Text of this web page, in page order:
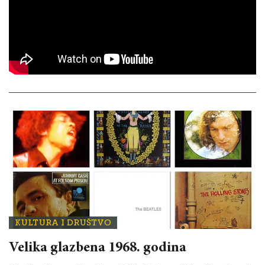
KULTURA I DRUŠTVO
Velika glazbena 1968. godina